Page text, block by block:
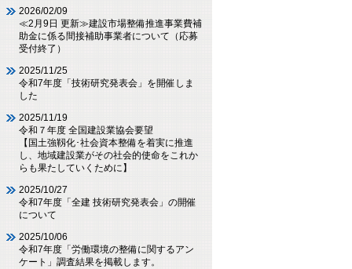
2026/02/09
≪2月9日 更新≫建設市場整備推進事業費補
助金に係る間接補助事業者について（応募
受付終了）
2025/11/25
令和7年度「技術研究発表会」を開催しま
した
2025/11/19
令和７年度 全国建設業協会要望
【国土強靱化･社会資本整備を着実に推進
し、地域建設業がその社会的使命をこれか
らも果たしていくために】
2025/10/27
令和7年度「全建 技術研究発表会」の開催
について
2025/10/06
令和7年度「労働環境の整備に関するアン
ケート」調査結果を掲載します。